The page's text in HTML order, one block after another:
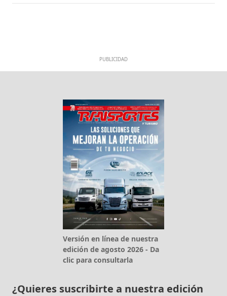
PUBLICIDAD
Versión en línea de nuestra
edición de agosto 2026 - Da
clic para consultarla
¿Quieres suscribirte a nuestra edición